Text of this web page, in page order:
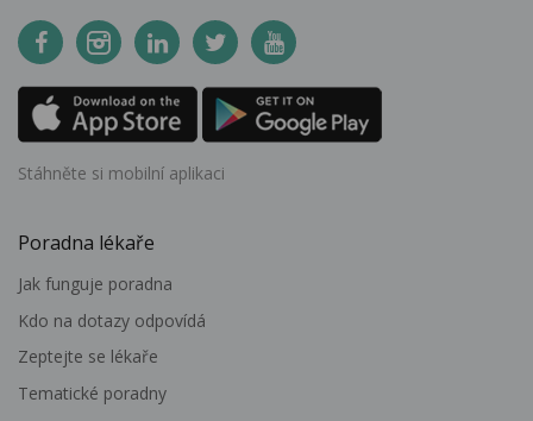
Stáhněte si mobilní aplikaci
Poradna lékaře
Jak funguje poradna
Kdo na dotazy odpovídá
Zeptejte se lékaře
Tematické poradny